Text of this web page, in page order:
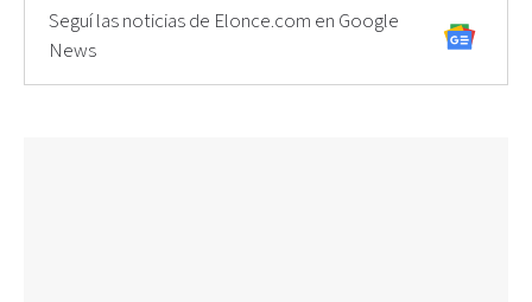
Seguí las noticias de Elonce.com en Google
News